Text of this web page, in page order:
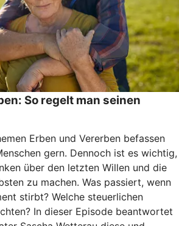
So regelt man seinen
Erben und Vererben befassen
gern. Dennoch ist es wichtig,
über den letzten Willen und die
zu machen. Was passiert, wenn
stirbt? Welche steuerlichen
In dieser Episode beantwortet